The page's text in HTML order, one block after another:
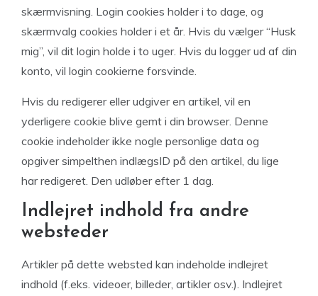
skærmvisning. Login cookies holder i to dage, og
skærmvalg cookies holder i et år. Hvis du vælger “Husk
mig”, vil dit login holde i to uger. Hvis du logger ud af din
konto, vil login cookierne forsvinde.
Hvis du redigerer eller udgiver en artikel, vil en
yderligere cookie blive gemt i din browser. Denne
cookie indeholder ikke nogle personlige data og
opgiver simpelthen indlægsID på den artikel, du lige
har redigeret. Den udløber efter 1 dag.
Indlejret indhold fra andre
websteder
Artikler på dette websted kan indeholde indlejret
indhold (f.eks. videoer, billeder, artikler osv.). Indlejret